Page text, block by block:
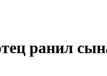
ранил